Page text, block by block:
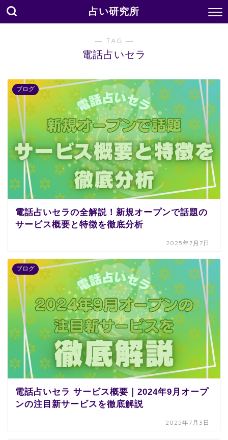
占い研究所
― TAG ―
電話占いセラ
ブログ
電話占いセラの全解説！新規オープンで話題の
サービス概要と特徴を徹底分析
2025年7月7日
ブログ
電話占いセラ サービス概要｜2024年9月オープ
ンの注目新サービスを徹底解説
2025年7月3日